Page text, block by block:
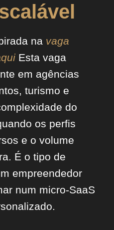
na vaga
Esta vaga
em agências
turismo e
do
os perfis
e o volume
É o tipo de
empreendedor
num micro-SaaS